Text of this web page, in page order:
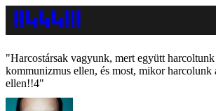
"Harcostársak vagyunk, mert együtt
kommunizmus ellen, és most, mikor
ellen!!4"